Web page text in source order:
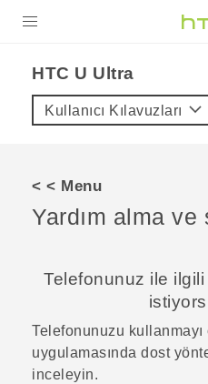
VIVE
VIVERSE
HTC U Ultra‎
Kullanıcı Kılavuzları
< < Menu
Yardım alma
Telefonunuz ile ilgili
Telefonunuzu
uygulamasında dost
inceleyin.